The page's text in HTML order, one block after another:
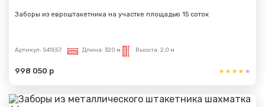
Заборы из евроштакетника на участке площадью 15 соток
Артикул: S41E57 Длина: 320 м Высота: 2,0 м
998 050 р